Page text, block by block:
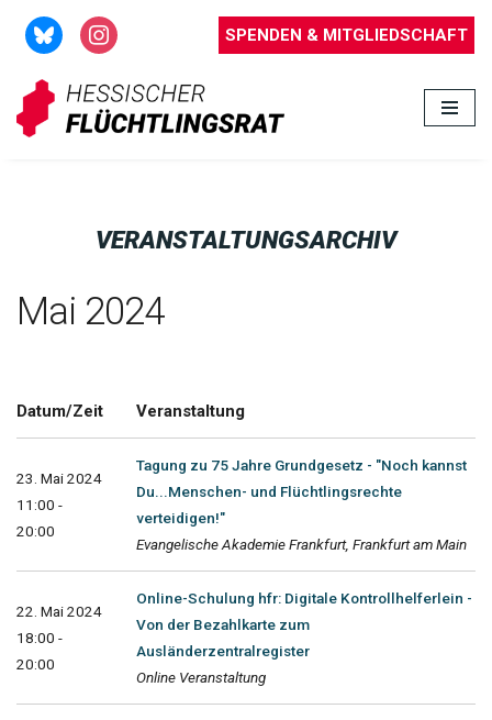
Zum
Inhalt
springen
SPENDEN & MITGLIEDSCHAFT
VERANSTALTUNGSARCHIV
Mai 2024
Datum/Zeit Veranstaltung
23. Mai 2024
11:00 -
20:00
Tagung zu 75 Jahre Grundgesetz - "Noch kannst
Du...Menschen- und Flüchtlingsrechte
verteidigen!"
Evangelische Akademie Frankfurt, Frankfurt am Main
22. Mai 2024
18:00 -
20:00
Online-Schulung hfr: Digitale Kontrollhelferlein -
Von der Bezahlkarte zum
Ausländerzentralregister
Online Veranstaltung